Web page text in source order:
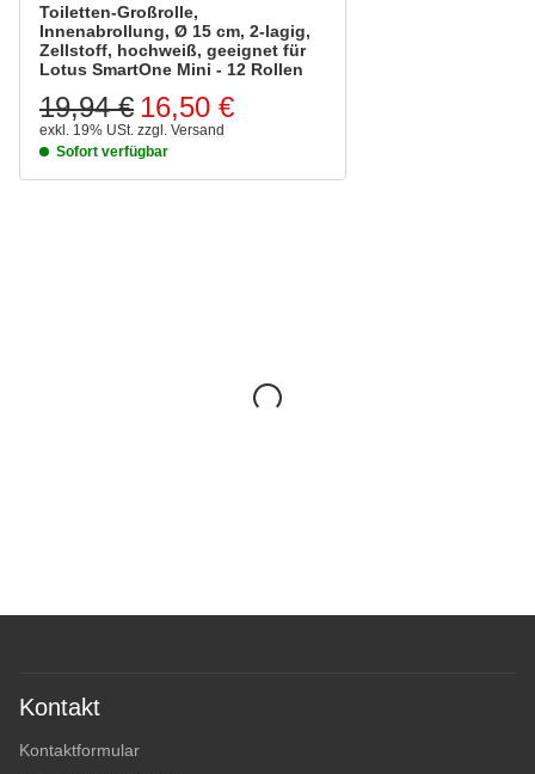
Toiletten-Großrolle,
Innenabrollung, Ø 15 cm, 2-lagig,
Zellstoff, hochweiß, geeignet für
Lotus SmartOne Mini - 12 Rollen
16,50 €
19,94 €
exkl. 19% USt. zzgl. Versand
Sofort verfügbar
Kontakt
Kontaktformular